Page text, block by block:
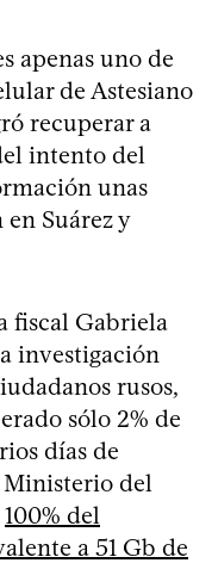
apenas uno de
de Astesiano
recuperar a
intento del
unas
Suárez y
fiscal Gabriela
investigación
rusos,
sólo 2% de
días de
del
100% del
a 51 Gb de